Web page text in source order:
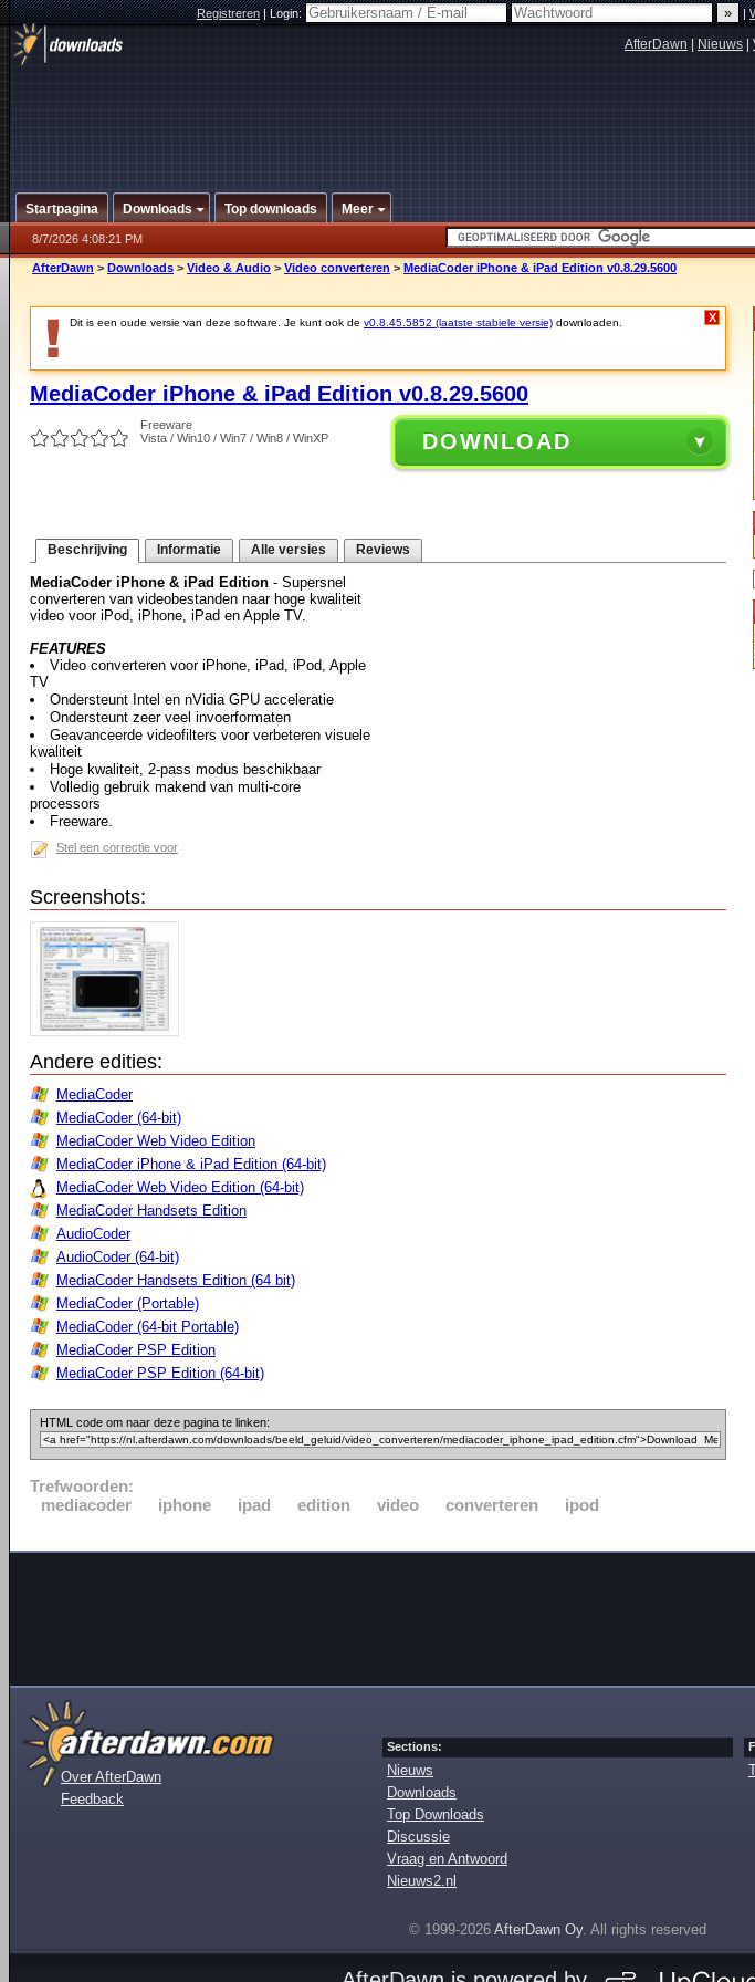
Registreren|Login: |
AfterDawn Nieuws
Startpagina Downloads Top downloads Meer
8/7/2026 4:08:21 PM
AfterDawn > Downloads > Video & Audio > Video converteren > MediaCoder iPhone & iPad Edition v0.8.29.5600
Dit is een oude versie van deze software. Je kunt ook de v0.8.45.5852 (laatste stabiele versie) downloaden. X
MediaCoder iPhone & iPad Edition v0.8.29.5600
Freeware
Vista / Win10 / Win7 / Win8 / WinXP
DOWNLOAD
Beschrijving Informatie Alle versies Reviews
MediaCoder iPhone & iPad Edition - Supersnel
converteren van videobestanden naar hoge kwaliteit
video voor iPod, iPhone, iPad en Apple TV.
FEATURES
Video converteren voor iPhone, iPad, iPod, Apple
TV
Ondersteunt Intel en nVidia GPU acceleratie
Ondersteunt zeer veel invoerformaten
Geavanceerde videofilters voor verbeteren visuele
kwaliteit
Hoge kwaliteit, 2-pass modus beschikbaar
Volledig gebruik makend van multi-core
processors
Freeware.
Stel een correctie voor
Screenshots:
Andere edities:
MediaCoder
MediaCoder (64-bit)
MediaCoder Web Video Edition
MediaCoder iPhone & iPad Edition (64-bit)
MediaCoder Web Video Edition (64-bit)
MediaCoder Handsets Edition
AudioCoder
AudioCoder (64-bit)
MediaCoder Handsets Edition (64 bit)
MediaCoder (Portable)
MediaCoder (64-bit Portable)
MediaCoder PSP Edition
MediaCoder PSP Edition (64-bit)
HTML code om naar deze pagina te linken:
Trefwoorden:
mediacoder
iphone ipad edition video converteren ipod
Over AfterDawn
Feedback
Sections:
Nieuws
Downloads
Top Downloads
Discussie
Vraag en Antwoord
Nieuws2.nl
© 1999-2026 AfterDawn Oy. All rights reserved